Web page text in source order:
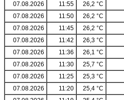
07.08.2026
11:55 26,2 °C
07.08.2026
11:50 26,2 °C
07.08.2026
11:45 26,2 °C
07.08.2026
11:42 26,3 °C
07.08.2026
11:36 26,1 °C
07.08.2026
11:30 25,7 °C
07.08.2026
11:25 25,3 °C
07.08.2026
11:20 25,4 °C